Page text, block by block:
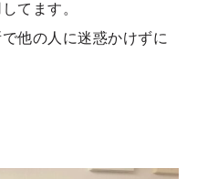
てます。
他の人に迷惑かけずに